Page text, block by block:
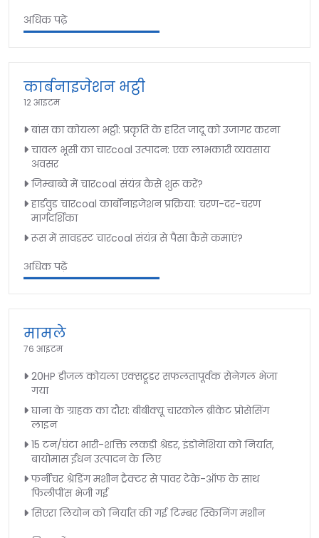
अधिक पढ़ें
कार्बनाइजेशन भट्ठी
12 आइटम
बांस का कोयला भट्ठी: प्रकृति के हरित जादू को उजागर करना
चावल भूसी का चारcoal उत्पादन: एक लाभकारी व्यवसाय
अवसर
जिम्बाब्वे में चारcoal संयंत्र कैसे शुरू करें?
हार्डवुड चारcoal कार्बोनाइजेशन प्रक्रिया: चरण-दर-चरण
मार्गदर्शिका
रूस में सावडस्ट चारcoal संयंत्र से पैसा कैसे कमाएं?
अधिक पढ़ें
मामले
76 आइटम
20HP डीजल कोयला एक्सट्रूडर सफलतापूर्वक सेनेगल भेजा
गया
घाना के ग्राहक का दौरा: बीबीक्यू चारकोल ब्रीकेट प्रोसेसिंग
लाइन
15 टन/घंटा भारी-शक्ति लकड़ी श्रेडर, इंडोनेशिया को निर्यात,
बायोमास ईंधन उत्पादन के लिए
फर्नीचर श्रेडिंग मशीन ट्रैक्टर से पावर टेके-ऑफ के साथ
फिलीपींस भेजी गई
सिएरा लियोन को निर्यात की गई टिम्बर स्किनिंग मशीन